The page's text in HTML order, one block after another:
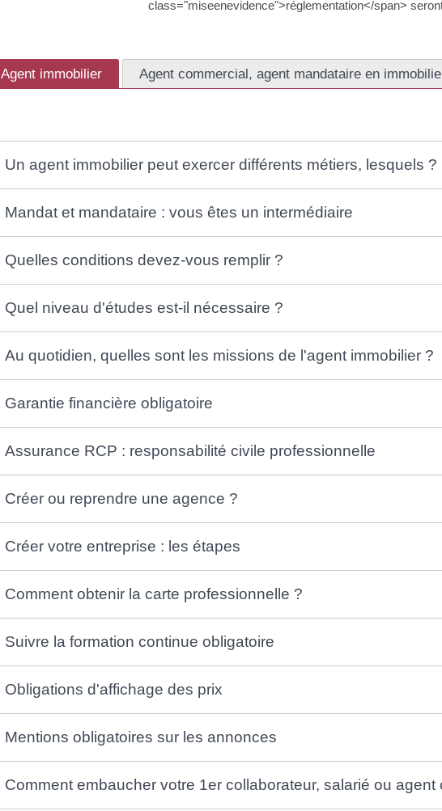
class="miseenevidence">réglementation</span>
Agent immobilier Agent commercial, agent mandataire en
Un agent immobilier peut exercer différents métiers, lesquels ?
Mandat et mandataire : vous êtes un intermédiaire
Quelles conditions devez-vous remplir ?
Quel niveau d'études est-il nécessaire ?
Au quotidien, quelles sont les missions de l'agent immobilier ?
Garantie financière obligatoire
Assurance RCP : responsabilité civile professionnelle
Créer ou reprendre une agence ?
Créer votre entreprise : les étapes
Comment obtenir la carte professionnelle ?
Suivre la formation continue obligatoire
Obligations d'affichage des prix
Mentions obligatoires sur les annonces
Comment embaucher votre 1er collaborateur, salarié ou agent